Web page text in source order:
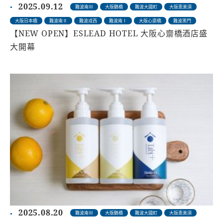
2025.09.12 難波南Ⅲ 大阪鶴橋 難波大國町 大阪恵美須
大阪日本橋 難波南Ⅱ 難波戎西 難波南Ⅰ 大阪心齋橋 難波黑門
【NEW OPEN】ESLEAD HOTEL 大阪心齋橋酒店盛
大開幕
2025.08.20 難波南Ⅲ 大阪鶴橋 難波大國町 大阪恵美須